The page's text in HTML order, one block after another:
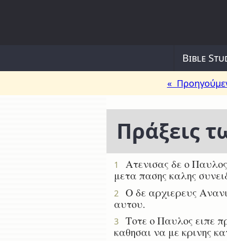
Bible
«
Πράξεις
1
Ατενισας δε ο
μετα πασης καλης
2
Ο δε αρχιερευς
αυτου.
3
Τοτε ο Παυλος ειπε
καθησαι να με κρινης